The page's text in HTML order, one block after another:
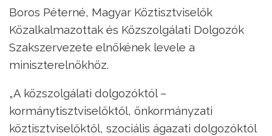
Boros Péterné, Magyar Köztisztviselők
Közalkalmazottak és Közszolgálati Dolgozók
Szakszervezete elnökének levele a
miniszterelnökhöz.
„A közszolgálati dolgozóktól –
kormánytisztviselőktől, önkormányzati
köztisztviselőktől, szociális ágazati dolgozóktól